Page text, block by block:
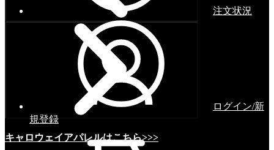
キャロウェイアパレルはこちら>>>
注文状況
ログイン/新
規登録